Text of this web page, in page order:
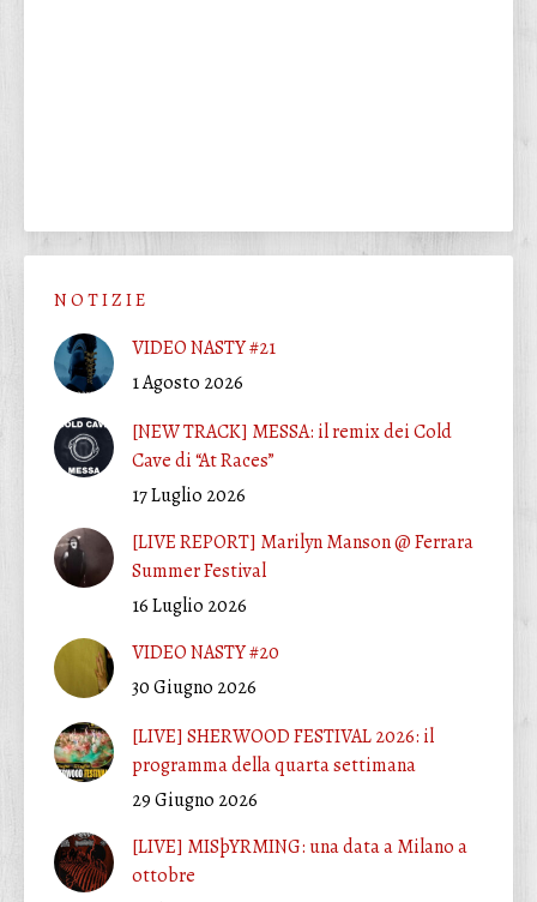
N O T I Z I E
VIDEO NASTY #21
1 Agosto 2026
[NEW TRACK] MESSA: il remix dei Cold
Cave di “At Races”
17 Luglio 2026
[LIVE REPORT] Marilyn Manson @ Ferrara
Summer Festival
16 Luglio 2026
VIDEO NASTY #20
30 Giugno 2026
[LIVE] SHERWOOD FESTIVAL 2026: il
programma della quarta settimana
29 Giugno 2026
[LIVE] MISþYRMING: una data a Milano a
ottobre